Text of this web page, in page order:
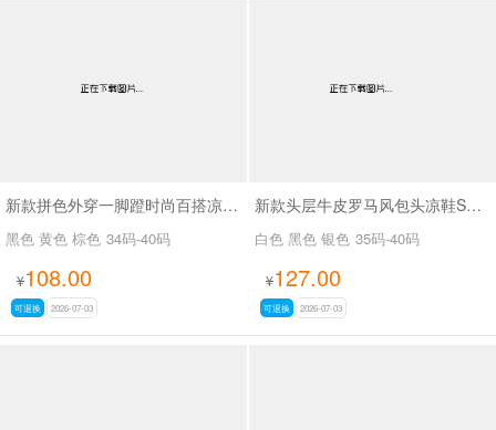
新款拼色外穿一脚蹬时尚百搭凉鞋SA2666-1
黑色 黄色 棕色 34码-40码
¥108.00
可退换 2026-07-03
新款头层牛皮罗马风包头凉鞋SA6079
白色 黑色 银色 35码-40码
¥127.00
可退换 2026-07-03